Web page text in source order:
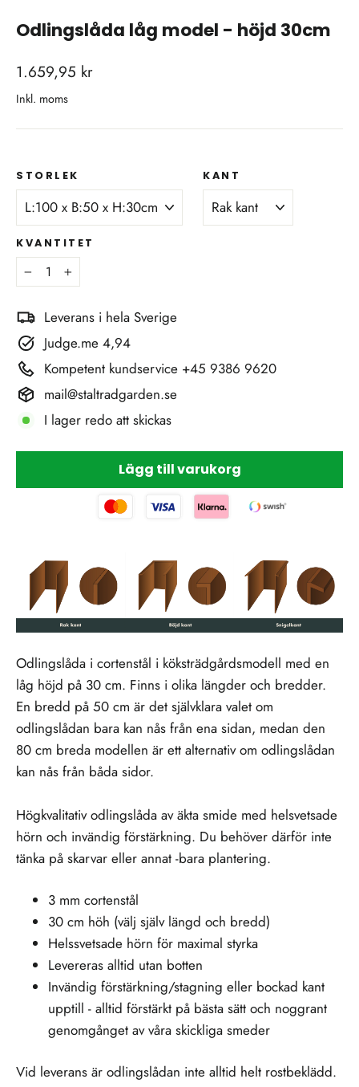
Odlingslåda låg model - höjd 30cm
vanligt
pris
1.659,95 kr
Inkl. moms
STORLEK KANT
KVANTITET
−
+
Leverans i hela Sverige
Judge.me 4,94
Kompetent kundservice +45 9386 9620
mail@staltradgarden.se
I lager redo att skickas
Lägg till varukorg
Odlingslåda i cortenstål i köksträdgårdsmodell med en
låg höjd på 30 cm. Finns i olika längder och bredder.
En bredd på 50 cm är det självklara valet om
odlingslådan bara kan nås från ena sidan, medan den
80 cm breda modellen är ett alternativ om odlingslådan
kan nås från båda sidor.
Högkvalitativ odlingslåda av äkta smide med helsvetsade
hörn och invändig förstärkning. Du behöver därför inte
tänka på skarvar eller annat -bara plantering.
3 mm cortenstål
30 cm höh (välj själv längd och bredd)
Helssvetsade hörn för maximal styrka
Levereras alltid utan botten
Invändig förstärkning/stagning eller bockad kant
upptill - alltid förstärkt på bästa sätt och noggrant
genomgånget av våra skickliga smeder
Vid leverans är odlingslådan inte alltid helt rostbeklädd.